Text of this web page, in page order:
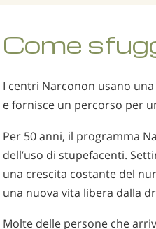
Come
I centri Narconon usano
e fornisce un percorso per
Per 50 anni, il programma
dell’uso di stupefacenti.
una crescita costante del
una nuova vita libera dalla
Molte delle persone che